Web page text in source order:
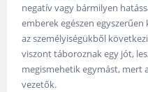
negatív vagy bármilyen
emberek egészen
az személyiségükből
viszont táboroznak egy jót,
megismehetik egymást, mert
vezetők.